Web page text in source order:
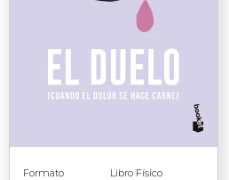
Formato
Libro Físico